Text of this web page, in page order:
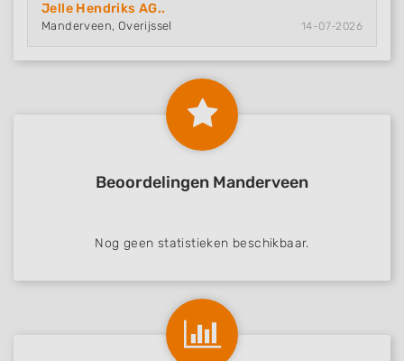
Jelle Hendriks AG..
Manderveen, Overijssel 14-07-2026
Beoordelingen Manderveen
Nog geen statistieken beschikbaar.